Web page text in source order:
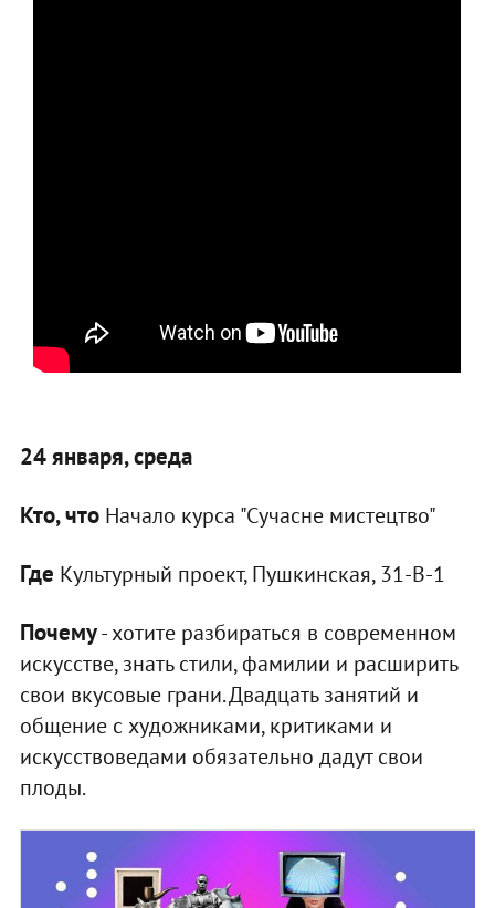
24 января, среда
Кто, что Начало курса "Сучасне мистецтво"
Где Культурный проект, Пушкинская, 31-В-1
Почему- хотите разбираться в современном
искусстве, знать стили, фамилии и расширить
свои вкусовые грани. Двадцать занятий и
общение с художниками, критиками и
искусствоведами обязательно дадут свои
плоды.